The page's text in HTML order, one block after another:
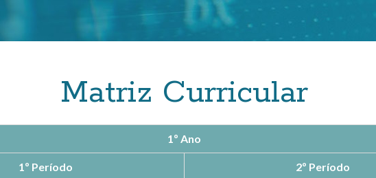
Matriz Curricular
1º Ano
1º Período 2º Período